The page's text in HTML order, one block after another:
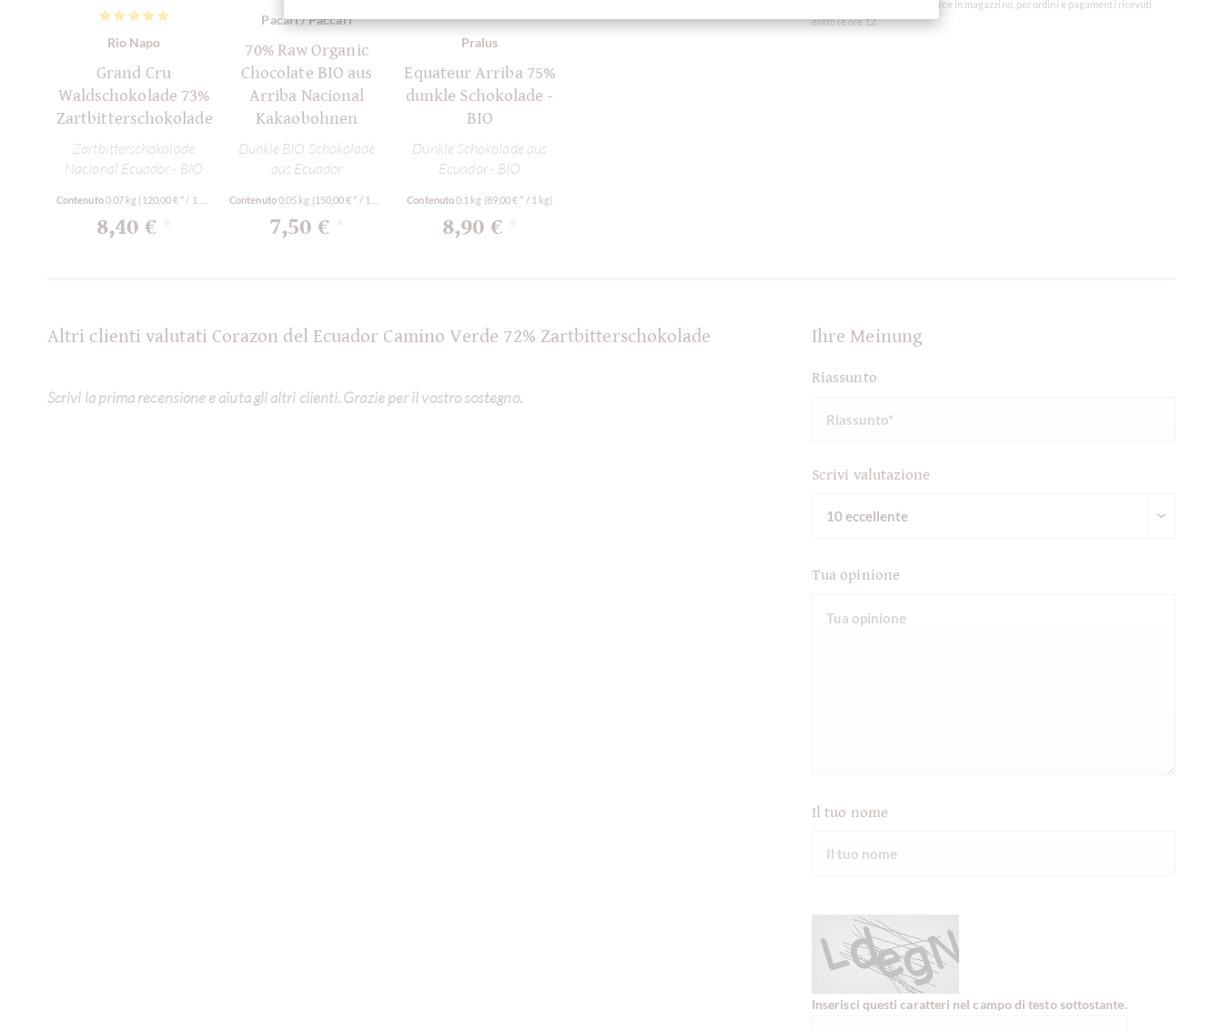
Rio Napo
Grand Cru
Waldschokolade 73%
Zartbitterschokolade
Zartbitterschokolade
Nacional Ecuador - BIO
Contenuto0.07 kg (120,00 € * / 1 kg)
8,40 €
Pacari / Paccari
70% Raw Organic
Chocolate BIO aus
Arriba Nacional
Kakaobohnen
Dunkle BIO Schokolade
aus Ecuador
Contenuto0.05 kg (150,00 € * / 1 kg)
7,50 €
Pralus
Equateur Arriba 75%
dunkle Schokolade -
BIO
Dunkle Schokolade aus
Ecuador - BIO
Contenuto0.1 kg (89,00 € * / 1 kg)
8,90 €
* Nei giorni lavorativi per merce in magazzino, per ordini e pagamenti ricevuti
entro le ore 12
Altri clienti valutati Corazon del Ecuador Camino Verde 72% Zartbitterschokolade
Scrivi la prima recensione e aiuta gli altri clienti. Grazie per il vostro sostegno.
Ihre Meinung
Riassunto
Scrivi valutazione
Tua opinione
Il tuo nome
Inserisci questi caratteri nel campo di testo sottostante.